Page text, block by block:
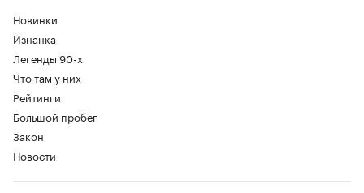
Новинки
Изнанка
Легенды 90-х
Что там у них
Рейтинги
Большой пробег
Закон
Новости